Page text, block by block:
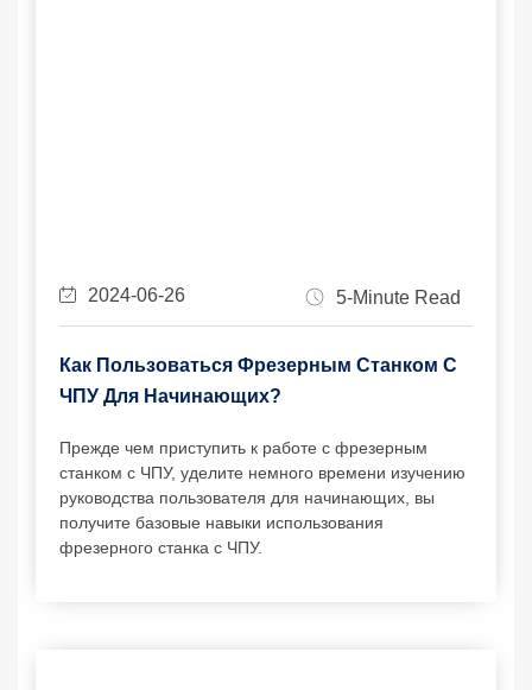
2024-06-26 5-Minute Read
Как Пользоваться Фрезерным Станком С
ЧПУ Для Начинающих?
Прежде чем приступить к работе с фрезерным
станком с ЧПУ, уделите немного времени изучению
руководства пользователя для начинающих, вы
получите базовые навыки использования
фрезерного станка с ЧПУ.